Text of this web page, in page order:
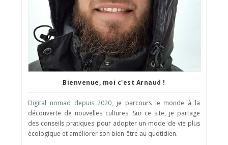
Bienvenue, moi c'est Arnaud !
Digital nomad depuis 2020, je parcours le monde à la
découverte de nouvelles cultures. Sur ce site, je partage
des conseils pratiques pour adopter un mode de vie plus
écologique et améliorer son bien-être au quotidien.